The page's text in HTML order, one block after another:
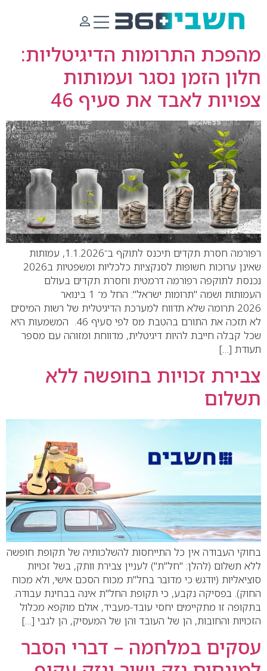
מחבר:איתן הקר
מהפכת התרומות הדיגיטליות:
חלון הזמן נסגר ועמותות
צפויות לאבד את סעיף 46
רפורמה חסרת תקדים תיכנס לתוקף ב־1.1.2026, עמותות
שאינן ערוכות חשופות לסנקציות כלכליות ומשפטיות ב2026
נכנסת לתוקפה רפורמה דרמטית וחסרת תקדים בעולם
העמותות ושמה "תרומות ישראל": החל מ־ 1 בינואר
2026 תרומה שלא תדווח למערכת הדיגיטלית של רשות המיסים
לא תזכה את התורם בהטבת מס לפי סעיף 46. המשמעות היא
שכל קבלה חייבת להיות דיגיטלית, מדווחת ומזוהה עם מספר
תעודת […]
צבירת זכויות בחופשה ללא
תשלום
בחוקי העבודה אין כל התייחסות להשלכותיה של תקופת חופשה
ללא תשלום (להלן: "חל"ת") לעניין צבירת וותק, בשל זכויות
סוציאליות (יודגש כי מדובר בחל"ת מכוח הסכם אישי, ולא מכוח
החוק). בפסיקה נקבע, כי תקופת החל"ת אינה בבחינת עבודה.
בתקופה זו מתקיימים יחסי עובד-מעביד, אולם מוקפא מכלול
הזכויות והחובות, הן של העובד והן של המעסיק, הן לגבי […]
עסקים במלחמה – דברי הסבר